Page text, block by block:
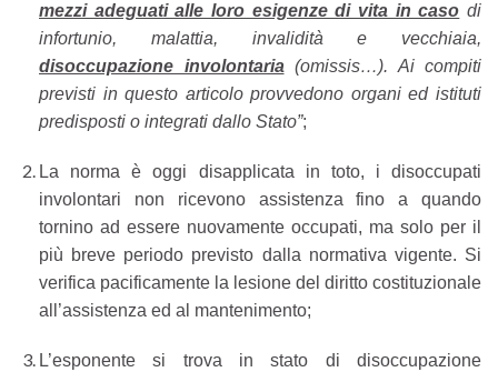
mezzi adeguati alle loro esigenze di vita in caso di
infortunio, malattia, invalidità e vecchiaia,
disoccupazione involontaria(omissis…). Ai compiti
previsti in questo articolo provvedono organi ed istituti
predisposti o integrati dallo Stato”;
La norma è oggi disapplicata in toto, i disoccupati
involontari non ricevono assistenza fino a quando
tornino ad essere nuovamente occupati, ma solo per il
più breve periodo previsto dalla normativa vigente. Si
verifica pacificamente la lesione del diritto costituzionale
all’assistenza ed al mantenimento;
L’esponente si trova in stato di disoccupazione